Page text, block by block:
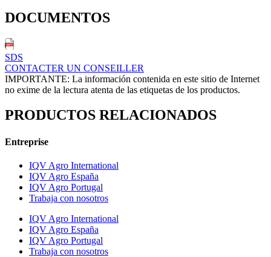
DOCUMENTOS
SDS
CONTACTER UN CONSEILLER
IMPORTANTE: La información contenida en este sitio de Internet
no exime de la lectura atenta de las etiquetas de los productos.
PRODUCTOS RELACIONADOS
Entreprise
IQV Agro International
IQV Agro España
IQV Agro Portugal
Trabaja con nosotros
IQV Agro International
IQV Agro España
IQV Agro Portugal
Trabaja con nosotros